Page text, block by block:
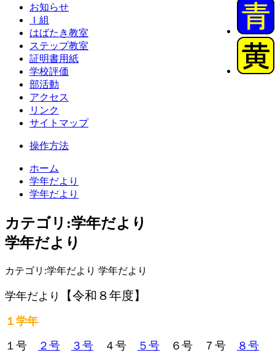
お知らせ
Ｉ組
はばたき教室
ステップ教室
証明書用紙
学校評価
部活動
アクセス
リンク
サイトマップ
操作方法
ホーム
学年だより
学年だより
カテゴリ:学年だより
学年だより
カテゴリ:学年だより 学年だより
学年だより 【令和８年度】
１学年
１号
２号 ３号 ４号 ５号 ６号 ７号 ８号